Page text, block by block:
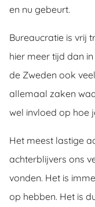
en nu gebeurt.
Bureaucratie is vrij
hier meer tijd dan
de Zweden ook
allemaal zaken
wel invloed op hoe
Het meest lastige
achterblijvers ons
vonden. Het is
op hebben. Het is